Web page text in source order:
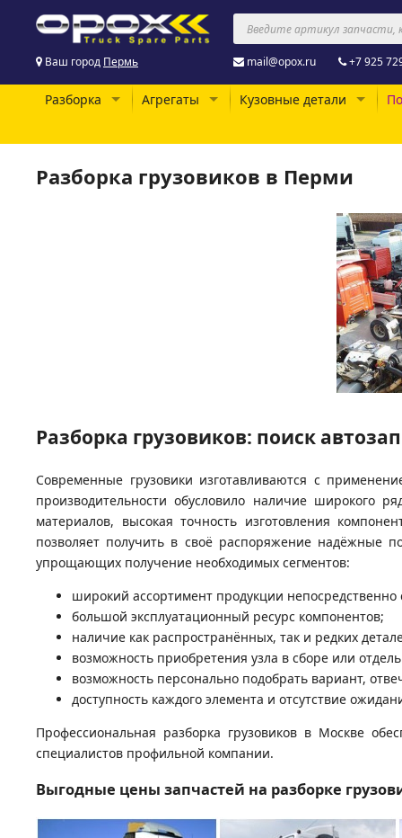
Ваш город Пермь mail@opox.ru +7 925
Разборка Агрегаты Кузовные детали
Разборка грузовиков в Перми
Разборка грузовиков: поиск
Современные грузовики изготавливаются с
производительности обусловило наличие широкого
материалов, высокая точность изготовления
позволяет получить в своё распоряжение надёжные
упрощающих получение необходимых сегментов:
широкий ассортимент продукции
большой эксплуатационный ресурс компонентов;
наличие как распространённых, так и редких
возможность приобретения узла в сборе или
возможность персонально подобрать вариант,
доступность каждого элемента и отсутствие
Профессиональная разборка грузовиков в Москве
специалистов профильной компании.
Выгодные цены запчастей на разборке